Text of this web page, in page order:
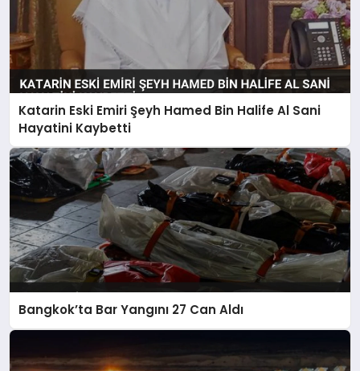
Katarin Eski Emiri Şeyh Hamed Bin Halife Al Sani
Hayatini Kaybetti
Bangkok’ta Bar Yangını 27 Can Aldı